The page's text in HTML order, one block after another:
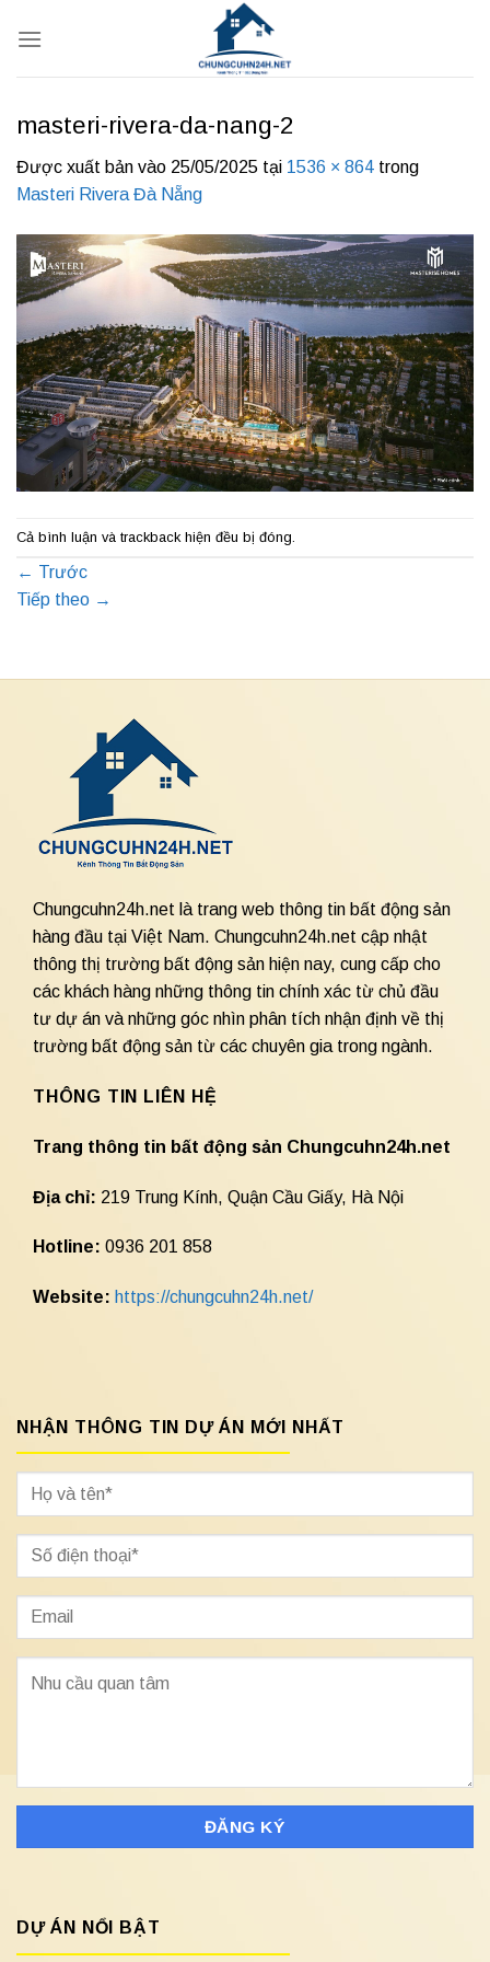
qua
masteri-rivera-da-nang-2
Được xuất bản vào 25/05/2025 tại 1536 × 864 trong
Masteri Rivera Đà Nẵng
Cả bình luận và trackback hiện đều bị đóng.
← Trước
Tiếp theo →
Chungcuhn24h.net là trang web thông tin bất động sản
hàng đầu tại Việt Nam. Chungcuhn24h.net cập nhật
thông thị trường bất động sản hiện nay, cung cấp cho
các khách hàng những thông tin chính xác từ chủ đầu
tư dự án và những góc nhìn phân tích nhận định về thị
trường bất động sản từ các chuyên gia trong ngành.
THÔNG TIN LIÊN HỆ
Trang thông tin bất động sản Chungcuhn24h.net
Địa chỉ: 219 Trung Kính, Quận Cầu Giấy, Hà Nội
Hotline: 0936 201 858
Website: https://chungcuhn24h.net/
NHẬN THÔNG TIN DỰ ÁN MỚI NHẤT
DỰ ÁN NỔI BẬT